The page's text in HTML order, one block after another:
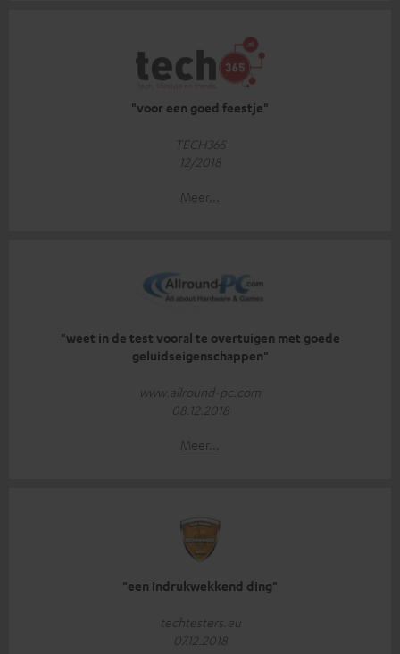
"voor een goed feestje"
TECH365
12/2018
Meer...
"weet in de test vooral te overtuigen met goede
geluidseigenschappen"
www.allround-pc.com
08.12.2018
Meer...
"een indrukwekkend ding"
techtesters.eu
07.12.2018